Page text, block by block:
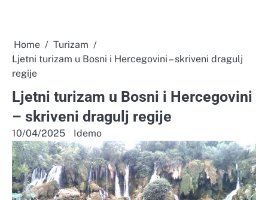
Home
Turizam
Ljetni turizam u Bosni i Hercegovini – skriveni dragulj
regije
Ljetni turizam u Bosni i Hercegovini
– skriveni dragulj regije
10/04/2025 Idemo